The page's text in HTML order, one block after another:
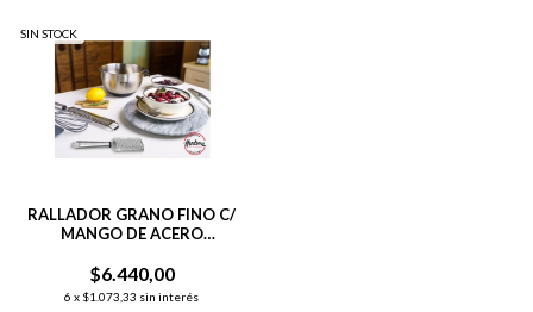
SIN STOCK
RALLADOR GRANO FINO C/
MANGO DE ACERO
$6.440,00
6 x $1.073,33 sin interés